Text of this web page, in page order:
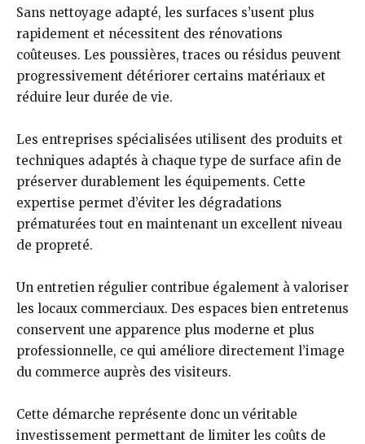
Sans nettoyage adapté, les surfaces s’usent plus
rapidement et nécessitent des rénovations
coûteuses. Les poussières, traces ou résidus peuvent
progressivement détériorer certains matériaux et
réduire leur durée de vie.
Les entreprises spécialisées utilisent des produits et
techniques adaptés à chaque type de surface afin de
préserver durablement les équipements. Cette
expertise permet d’éviter les dégradations
prématurées tout en maintenant un excellent niveau
de propreté.
Un entretien régulier contribue également à valoriser
les locaux commerciaux. Des espaces bien entretenus
conservent une apparence plus moderne et plus
professionnelle, ce qui améliore directement l’image
du commerce auprès des visiteurs.
Cette démarche représente donc un véritable
investissement permettant de limiter les coûts de